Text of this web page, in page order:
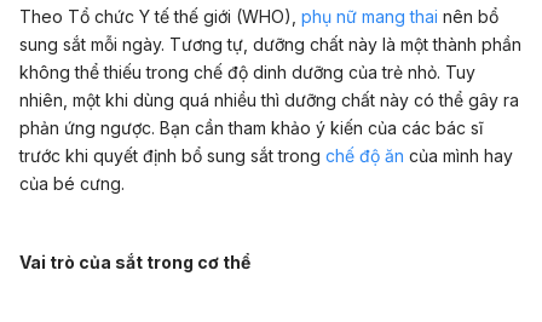
Theo Tổ chức Y tế thế giới (WHO), phụ nữ mang thai nên bổ
sung sắt mỗi ngày. Tương tự, dưỡng chất này là một thành phần
không thể thiếu trong chế độ dinh dưỡng của trẻ nhỏ. Tuy
nhiên, một khi dùng quá nhiều thì dưỡng chất này có thể gây ra
phản ứng ngược. Bạn cần tham khảo ý kiến của các bác sĩ
trước khi quyết định bổ sung sắt trong chế độ ăn của mình hay
của bé cưng.
Vai trò của sắt trong cơ thể